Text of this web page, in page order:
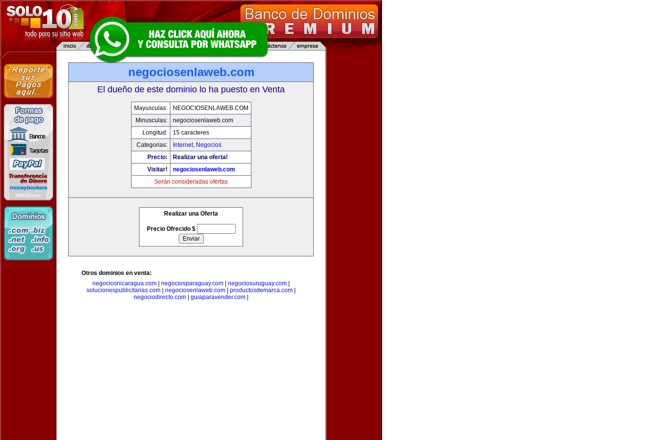
negociosenlaweb.com
El dueño de este dominio lo ha puesto en Venta
Mayusculas:
NEGOCIOSENLAWEB.COM
Minusculas:
negociosenlaweb.com
Longitud:
15 caracteres
Categorias:
Internet, Negocios
Precio:
Realizar una oferta!
Visitar!
negociosenlaweb.com
Serán consideradas ofertas
Realizar una Oferta
Precio Ofrecido $
Otros dominios en venta:
negociosnicaragua.com
negociosparaguay.com negociosuruguay.com
solucionespublicitarias.com
negociosenlaweb.com productosdemarca.com
negociodirecto.com
guiaparavender.com